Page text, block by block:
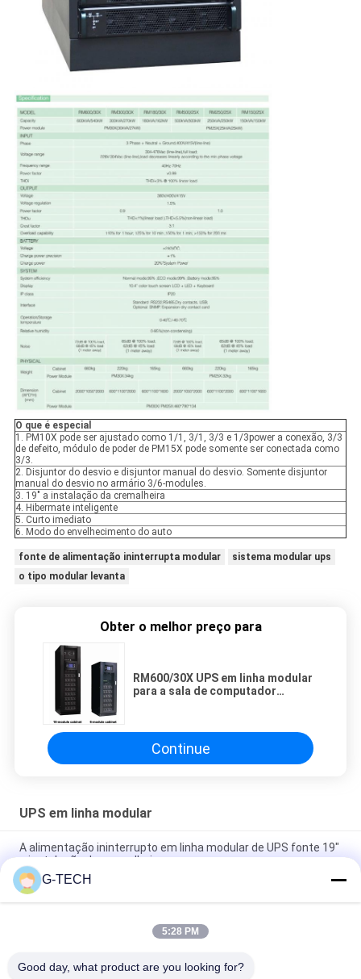
O que é especial
1. PM10X pode ser ajustado como 1/1, 3/1, 3/3 e 1/3power a conexão, 3/3
de defeito, módulo de poder de PM15X pode somente ser conectada como
3/3.
2. Disjuntor do desvio e disjuntor manual do desvio. Somente disjuntor
manual do desvio no armário 3/6-modules.
3. 19" a instalação da cremalheira
4. Hibermate inteligente
5. Curto imediato
6. Modo do envelhecimento do auto
fonte de alimentação ininterrupta modular
sistema modular ups
o tipo modular levanta
Obter o melhor preço para
RM600/30X UPS em linha modular
para a sala de computador
Continue
UPS em linha modular
A alimentação ininterrupto em linha modular de UPS fonte 19"
a instalação da cremalheira
UPS em linha modular de alta frequência, fonte de
alimentação ininterrupta modular de três fases
Elevado desempenho em linha modular de UPS da exposição
G-TECH
5:28 PM
Good day, what product are you looking for?